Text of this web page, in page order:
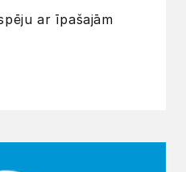
ar īpašajām